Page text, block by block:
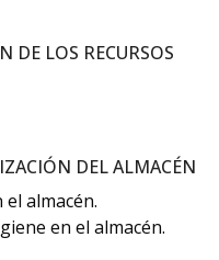
DE LOS RECURSOS
DEL ALMACÉN
almacén.
en el almacén.